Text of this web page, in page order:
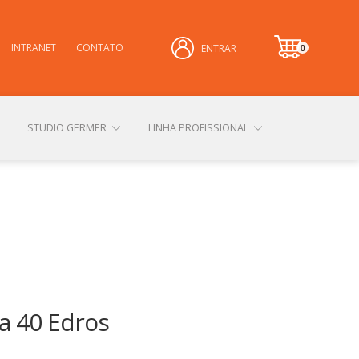
INTRANET CONTATO ENTRAR
0
it
STUDIO GERMER LINHA PROFISSIONAL
40 Edros